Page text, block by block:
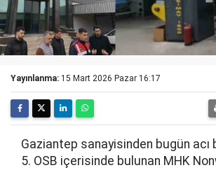
Yayınlanma: 15 Mart 2026 Pazar 16:17
Gaziantep sanayisinden bugün acı
5. OSB içerisinde bulunan MHK